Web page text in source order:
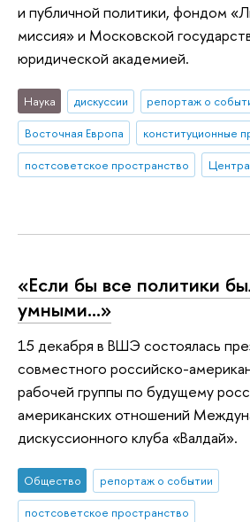
и публичной политики, фондом
миссия» и Московской
юридической академией.
Наука дискуссии
репортаж о
Восточная Европа
конституционные
постсоветское пространство
«Если бы все политики
умными…»
15 декабря в ВШЭ состоялась
совместного российско-
рабочей группы по будущему
американских отношений
дискуссионного клуба «Валдай».
Общество
репортаж о событии
постсоветское пространство